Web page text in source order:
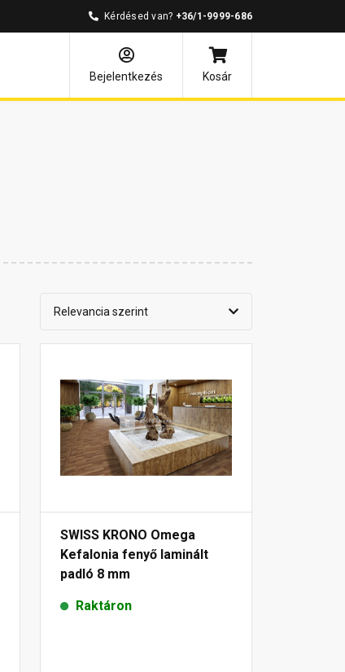
Kérdésed van? +36/1-9999-686
Bejelentkezés
Kosár
Relevancia szerint
SWISS KRONO Omega
Kefalonia fenyő laminált
padló 8 mm
Raktáron